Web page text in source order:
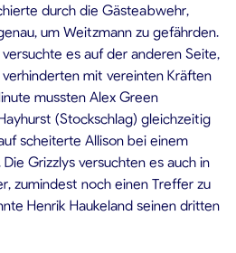
durch die Gästeabwehr,
um Weitzmann zu gefährden.
es auf der anderen Seite,
mit vereinten Kräften
mussten Alex Green
(Stockschlag) gleichzeitig
scheiterte Allison bei einem
Grizzlys versuchten es auch in
zumindest noch einen Treffer zu
Henrik Haukeland seinen dritten